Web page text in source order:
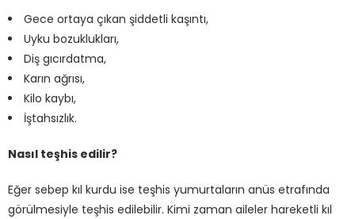
Gece ortaya çıkan şiddetli kaşıntı,
Uyku bozuklukları,
Diş gıcırdatma,
Karın ağrısı,
Kilo kaybı,
İştahsızlık.
Nasıl teşhis edilir?
Eğer sebep kıl kurdu ise teşhis yumurtaların anüs etrafında
görülmesiyle teşhis edilebilir. Kimi zaman aileler hareketli kıl